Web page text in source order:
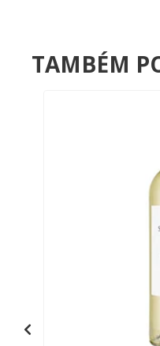
TAMBÉM